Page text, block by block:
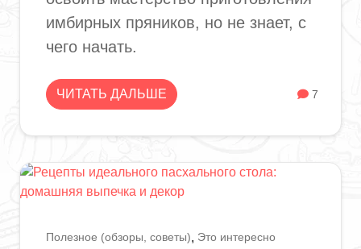
имбирных пряников, но не знает, с
чего начать.
ЧИТАТЬ ДАЛЬШЕ 7
Полезное (обзоры, советы) Это интересно